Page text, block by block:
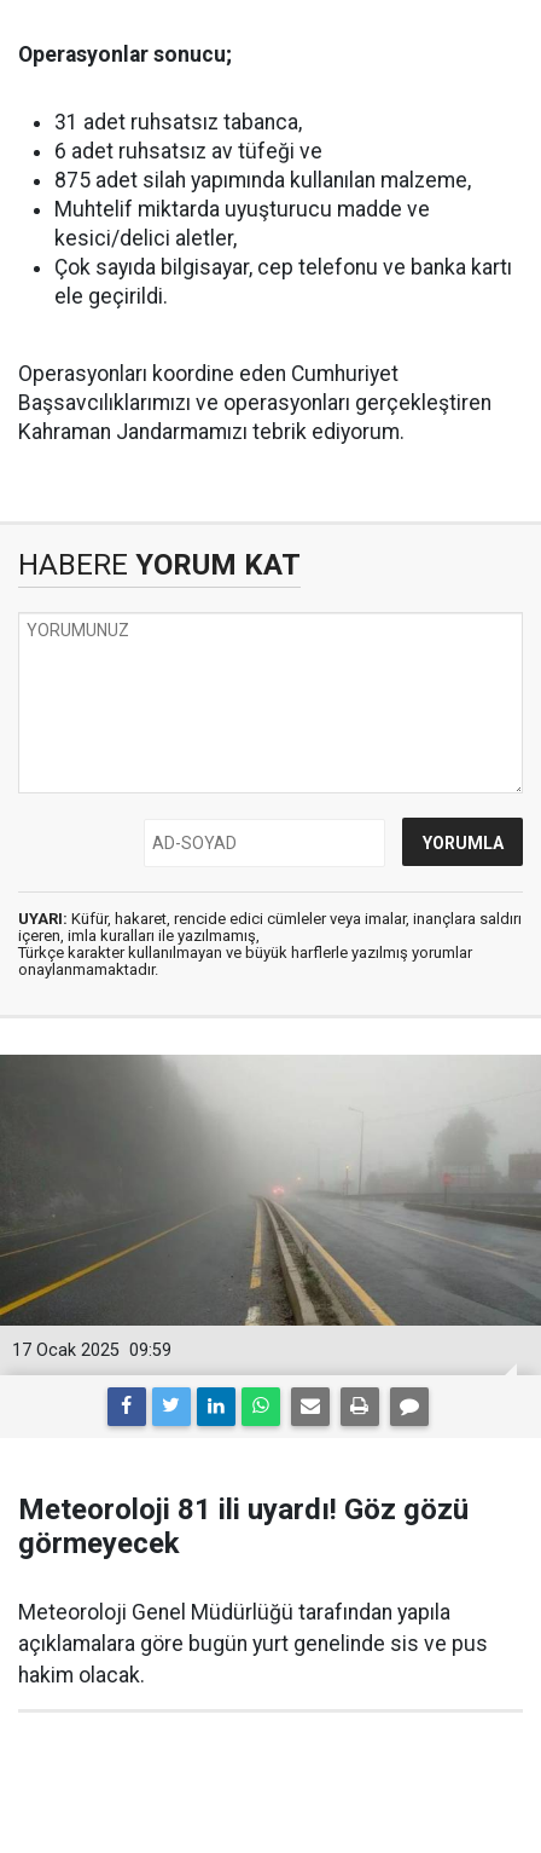
Operasyonlar sonucu;
31 adet ruhsatsız tabanca,
6 adet ruhsatsız av tüfeği ve
875 adet silah yapımında kullanılan malzeme,
Muhtelif miktarda uyuşturucu madde ve
kesici/delici aletler,
Çok sayıda bilgisayar, cep telefonu ve banka kartı
ele geçirildi.
Operasyonları koordine eden Cumhuriyet
Başsavcılıklarımızı ve operasyonları gerçekleştiren
Kahraman Jandarmamızı tebrik ediyorum.
HABERE YORUM KAT
UYARI: Küfür, hakaret, rencide edici cümleler veya imalar, inançlara saldırı
içeren, imla kuralları ile yazılmamış,
Türkçe karakter kullanılmayan ve büyük harflerle yazılmış yorumlar
onaylanmamaktadır.
09:59
17 Ocak 2025
Meteoroloji 81 ili uyardı! Göz gözü
görmeyecek
Meteoroloji Genel Müdürlüğü tarafından yapıla
açıklamalara göre bugün yurt genelinde sis ve pus
hakim olacak.